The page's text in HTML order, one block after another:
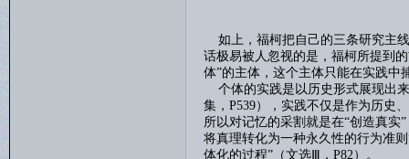
如上，福柯把自己的三条研究主
话极易被人忽视的是，福柯所提到
体”的主体，这个主体只能在实践中
个体的实践是以历史形式展现出
集， P539），实践不仅是作为历史
所以对记忆的采割就是在“创造真实
将真理转化为一种永久性的行为准则
体化的过程”（文选Ⅲ， P82 ）。